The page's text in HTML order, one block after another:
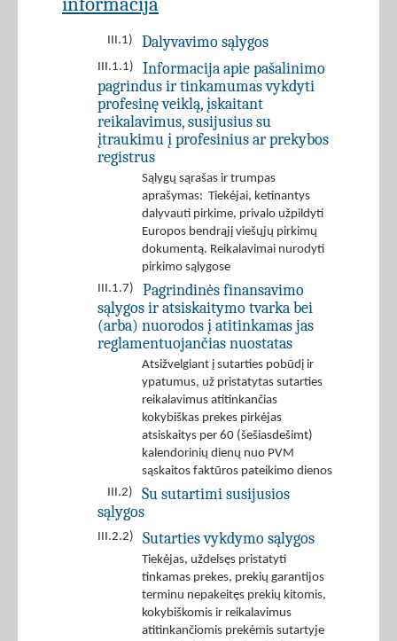
III.1) Dalyvavimo sąlygos
III.1.1)
Informacija apie pašalinimo
pagrindus ir tinkamumas vykdyti
profesinę veiklą, įskaitant
reikalavimus, susijusius su
įtraukimu į profesinius ar prekybos
registrus
Sąlygų sąrašas ir trumpas
aprašymas: Tiekėjai, ketinantys
dalyvauti pirkime, privalo užpildyti
Europos bendrąjį viešųjų pirkimų
dokumentą. Reikalavimai nurodyti
pirkimo sąlygose
III.1.7)
Pagrindinės finansavimo
sąlygos ir atsiskaitymo tvarka bei
(arba) nuorodos į atitinkamas jas
reglamentuojančias nuostatas
Atsižvelgiant į sutarties pobūdį ir
ypatumus, už pristatytas sutarties
reikalavimus atitinkančias
kokybiškas prekes pirkėjas
atsiskaitys per 60 (šešiasdešimt)
kalendorinių dienų nuo PVM
sąskaitos faktūros pateikimo dienos
III.2)
Su sutartimi susijusios
sąlygos
III.2.2) Sutarties vykdymo sąlygos
Tiekėjas, uždelsęs pristatyti
tinkamas prekes, prekių garantijos
terminu nepakeitęs prekių kitomis,
kokybiškomis ir reikalavimus
atitinkančiomis prekėmis sutartyje